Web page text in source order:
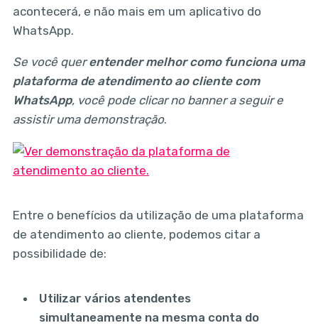
acontecerá, e não mais em um aplicativo do
WhatsApp.
Se você querentender melhor como funciona uma
plataforma de atendimento ao cliente com
WhatsApp, você pode clicar no banner a seguir e
assistir uma demonstração.
Entre o benefícios da utilização de uma plataforma
de atendimento ao cliente, podemos citar a
possibilidade de:
Utilizar vários atendentes
simultaneamente na mesma conta do